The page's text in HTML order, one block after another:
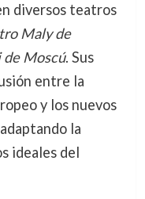
diversos teatros
Maly de
Moscú. Sus
entre la
y los nuevos
la
ideales del